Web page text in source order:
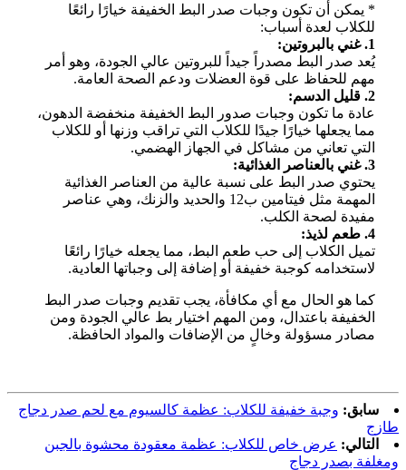
* يمكن أن تكون وجبات صدر البط الخفيفة خيارًا رائعًا
للكلاب لعدة أسباب:
1. غني بالبروتين:
يُعد صدر البط مصدراً جيداً للبروتين عالي الجودة، وهو أمر
مهم للحفاظ على قوة العضلات ودعم الصحة العامة.
2. قليل الدسم:
عادة ما تكون وجبات صدور البط الخفيفة منخفضة الدهون،
مما يجعلها خيارًا جيدًا للكلاب التي تراقب وزنها أو للكلاب
التي تعاني من مشاكل في الجهاز الهضمي.
3. غني بالعناصر الغذائية:
يحتوي صدر البط على نسبة عالية من العناصر الغذائية
المهمة مثل فيتامين ب12 والحديد والزنك، وهي عناصر
مفيدة لصحة الكلب.
4. طعم لذيذ:
تميل الكلاب إلى حب طعم البط، مما يجعله خيارًا رائعًا
لاستخدامه كوجبة خفيفة أو إضافة إلى وجباتها العادية.
كما هو الحال مع أي مكافأة، يجب تقديم وجبات صدر البط
الخفيفة باعتدال، ومن المهم اختيار بط عالي الجودة ومن
مصادر مسؤولة وخالٍ من الإضافات والمواد الحافظة.
سابق: وجبة خفيفة للكلاب: عظمة كالسيوم مع لحم صدر دجاج
طازج
التالي: عرض خاص للكلاب: عظمة معقودة محشوة بالجبن
ومغلفة بصدر دجاج